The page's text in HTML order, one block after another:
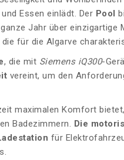
Essen einlädt. Der Pool
Jahr über einzigartige
für die Algarve
, die mit Siemens iQ300-
vereint, um den
maximalen Komfort
Badezimmern. Die
für